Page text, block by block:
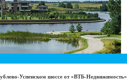
Успенском шоссе от «ВТБ-Недвижимость»